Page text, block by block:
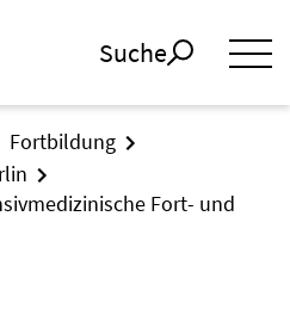
Suche
Fortbildung
Fort- und